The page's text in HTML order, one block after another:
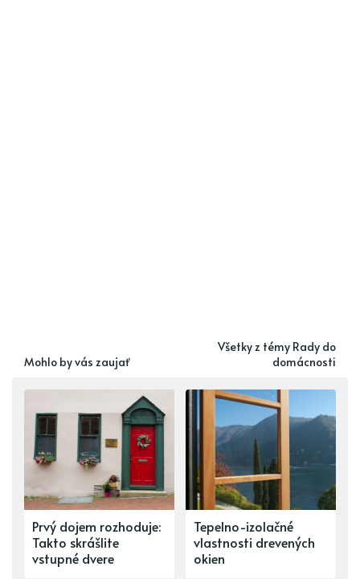
Mohlo by vás zaujať
Všetky z témy Rady do
domácnosti
Prvý dojem rozhoduje:
Takto skrášlite
vstupné dvere
Tepelno-izolačné
vlastnosti drevených
okien